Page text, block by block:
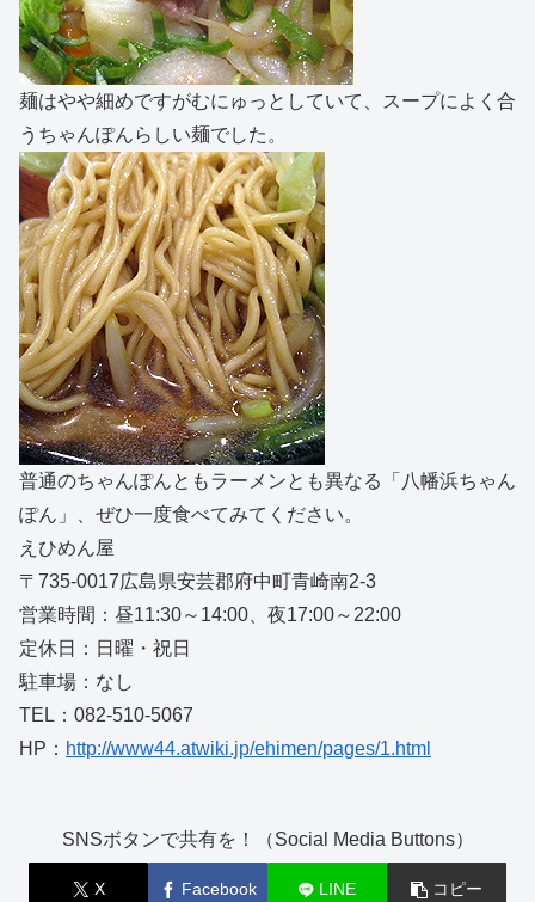
麺はやや細めですがむにゅっとしていて、スープによく合
うちゃんぽんらしい麺でした。
普通のちゃんぽんともラーメンとも異なる「八幡浜ちゃん
ぽん」、ぜひ一度食べてみてください。
えひめん屋
〒735-0017広島県安芸郡府中町青崎南2-3
営業時間：昼11:30～14:00、夜17:00～22:00
定休日：日曜・祝日
駐車場：なし
TEL：082-510-5067
HP： http://www44.atwiki.jp/ehimen/pages/1.html
SNSボタンで共有を！（Social Media Buttons）
X Facebook LINE コピー